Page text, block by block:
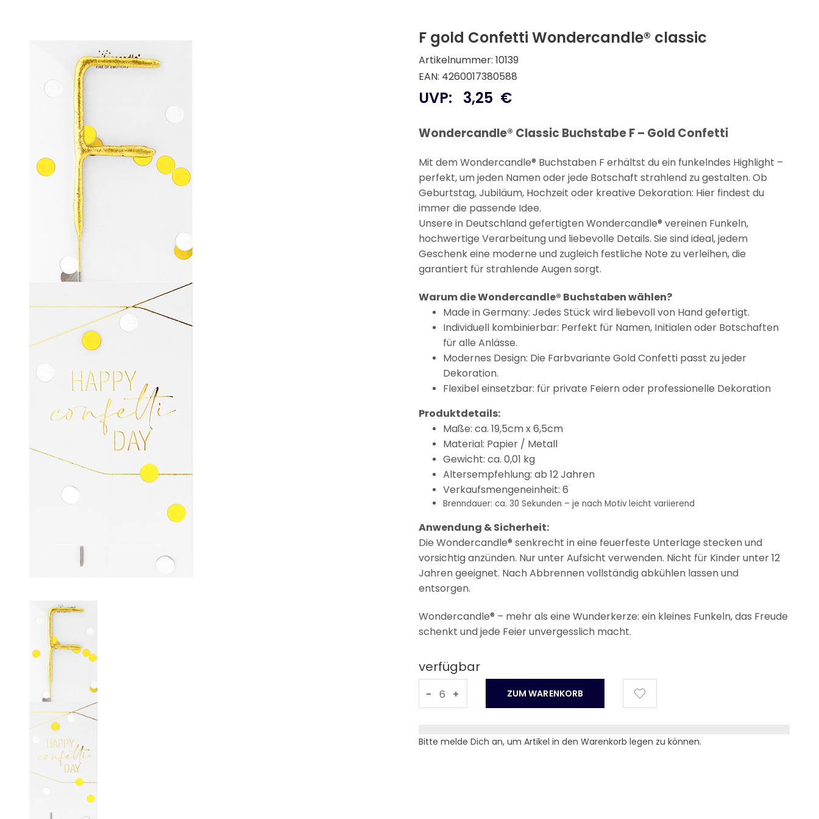
F gold Confetti Wondercandle® classic
Artikelnummer: 10139
EAN: 4260017380588
UVP: 3,25 €
Wondercandle® Classic Buchstabe F – Gold Confetti
Mit dem Wondercandle® Buchstaben F erhältst du ein funkelndes Highlight –
perfekt, um jeden Namen oder jede Botschaft strahlend zu gestalten. Ob
Geburtstag, Jubiläum, Hochzeit oder kreative Dekoration: Hier findest du
immer die passende Idee.
Unsere in Deutschland gefertigten Wondercandle® vereinen Funkeln,
hochwertige Verarbeitung und liebevolle Details. Sie sind ideal, jedem
Geschenk eine moderne und zugleich festliche Note zu verleihen, die
garantiert für strahlende Augen sorgt.
Warum die Wondercandle® Buchstaben wählen?
Made in Germany: Jedes Stück wird liebevoll von Hand gefertigt.
Individuell kombinierbar: Perfekt für Namen, Initialen oder Botschaften
für alle Anlässe.
Modernes Design: Die Farbvariante Gold Confetti passt zu jeder
Dekoration.
Flexibel einsetzbar: für private Feiern oder professionelle Dekoration
Produktdetails:
Maße: ca. 19,5cm x 6,5cm
Material: Papier / Metall
Gewicht: ca. 0,01 kg
Altersempfehlung: ab 12 Jahren
Verkaufsmengeneinheit: 6
Brenndauer: ca. 30 Sekunden – je nach Motiv leicht variierend
Anwendung & Sicherheit:
Die Wondercandle® senkrecht in eine feuerfeste Unterlage stecken und
vorsichtig anzünden. Nur unter Aufsicht verwenden. Nicht für Kinder unter 12
Jahren geeignet. Nach Abbrennen vollständig abkühlen lassen und
entsorgen.
Wondercandle® – mehr als eine Wunderkerze: ein kleines Funkeln, das Freude
schenkt und jede Feier unvergesslich macht.
verfügbar
- +
Bitte melde Dich an, um Artikel in den Warenkorb legen zu können.